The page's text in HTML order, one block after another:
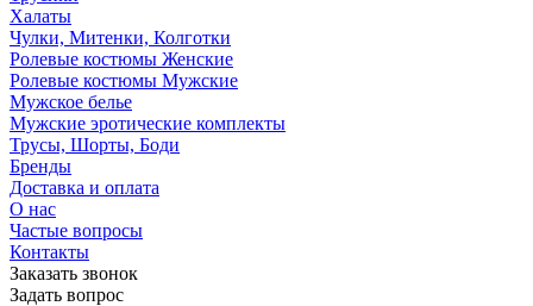
Халаты
Чулки, Митенки, Колготки
Ролевые костюмы Женские
Ролевые костюмы Мужские
Мужское белье
Мужские эротические комплекты
Трусы, Шорты, Боди
Бренды
Доставка и оплата
О нас
Частые вопросы
Контакты
Заказать звонок
Задать вопрос